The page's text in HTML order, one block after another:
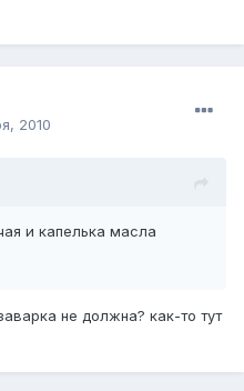
2010
и капелька масла
не должна? как-то тут